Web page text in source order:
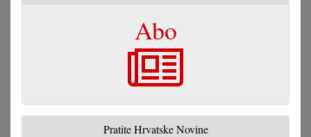
Abo
Pratite Hrvatske Novine